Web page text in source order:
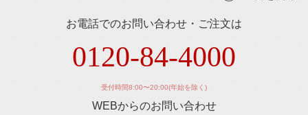
お電話でのお問い合わせ・ご注文は
0120-84-4000
受付時間8:00〜20:00(年始を除く)
WEBからのお問い合わせ